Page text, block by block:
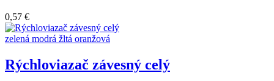
0,57 €
zelená modrá žltá oranžová
Rýchloviazač závesný celý